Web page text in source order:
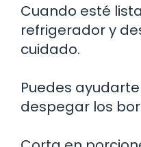
Cuando esté
refrigerador y
cuidado.
Puedes
despegar los